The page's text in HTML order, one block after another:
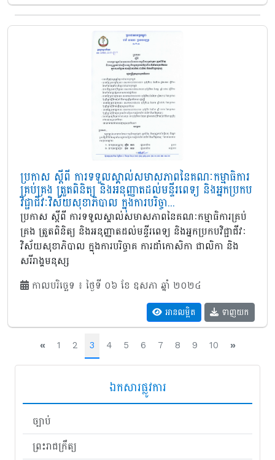
ប្រកាស ស្តីពី ការទទួលស្គាល់សមាសភាពនៃគណៈកម្មាធិការ
គ្រប់គ្រង ត្រួតពិនិត្យ និងអនុញ្ញាតដល់មន្ទីរពេទ្យ និងអ្នកប្រកប
វិជ្ជាជីវៈវិស័យសុខាភិបាល ក្នុងការបរិច្ចា...
ប្រកាស ស្តីពី ការទទួលស្គាល់សមាសភាពនៃគណៈកម្មាធិការគ្រប់
គ្រង ត្រួតពិនិត្យ និងអនុញ្ញាតដល់មន្ទីរពេទ្យ និងអ្នកប្រកបវិជ្ជាជីវៈ
វិស័យសុខាភិបាល ក្នុងការបរិច្ចាគ ការដាំកោសិកា ជាលិកា និង
សរីរាង្គមនុស្ស
កាលបរិច្ឆេទ ៖ ថ្ងៃទី ០៦ ខែ ឧសភា ឆ្នាំ ២០២៤
អានលម្អិត ទាញយក
« 1 2 3 4 5 6 7 8 9 10 »
ឯកសារផ្លូវការ
ច្បាប់
ព្រះរាជក្រឹត្យ